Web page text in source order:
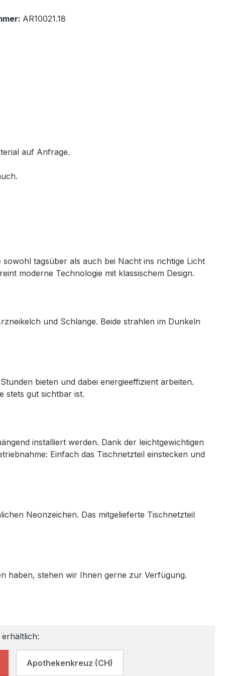
AR10021.18
auf Anfrage.
tagsüber als auch bei Nacht ins richtige Licht
moderne Technologie mit klassischem Design.
und Schlange. Beide strahlen im Dunkeln
bieten und dabei energieeffizient arbeiten.
stets gut sichtbar ist.
installiert werden. Dank der leichtgewichtigen
Einfach das Tischnetzteil einstecken und
Neonzeichen. Das mitgelieferte Tischnetzteil
haben, stehen wir Ihnen gerne zur Verfügung.
Apothekenkreuz (CH)